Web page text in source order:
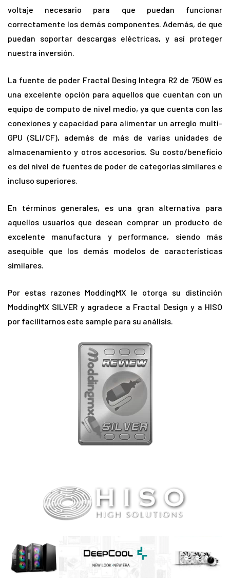
voltaje necesario para que puedan funcionar
correctamente los demás componentes. Además, de que
puedan soportar descargas eléctricas, y así proteger
nuestra inversión.
La fuente de poder Fractal Desing Integra R2 de 750W es
una excelente opción para aquellos que cuentan con un
equipo de computo de nivel medio, ya que cuenta con las
conexiones y capacidad para alimentar un arreglo multi-
GPU (SLI/CF), además de más de varias unidades de
almacenamiento y otros accesorios. Su costo/beneficio
es del nivel de fuentes de poder de categorías similares e
incluso superiores.
En términos generales, es una gran alternativa para
aquellos usuarios que desean comprar un producto de
excelente manufactura y performance, siendo más
asequible que los demás modelos de características
similares.
Por estas razones ModdingMX le otorga su distinción
ModdingMX SILVER y agradece a Fractal Design y a HISO
por facilitarnos este sample para su análisis.